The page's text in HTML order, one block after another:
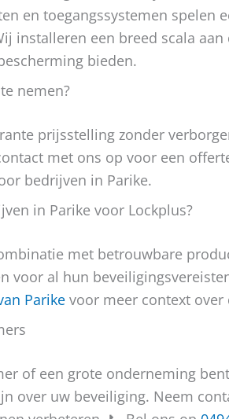
en toegangssystemen spelen
installeren een breed scala
bieden.
nemen?
prijsstelling zonder
met ons op voor een
bedrijven in Parike.
in Parike voor Lockplus?
met betrouwbare
voor al hun
Parike voor meer context over
of een grote onderneming
over uw beveiliging. Neem